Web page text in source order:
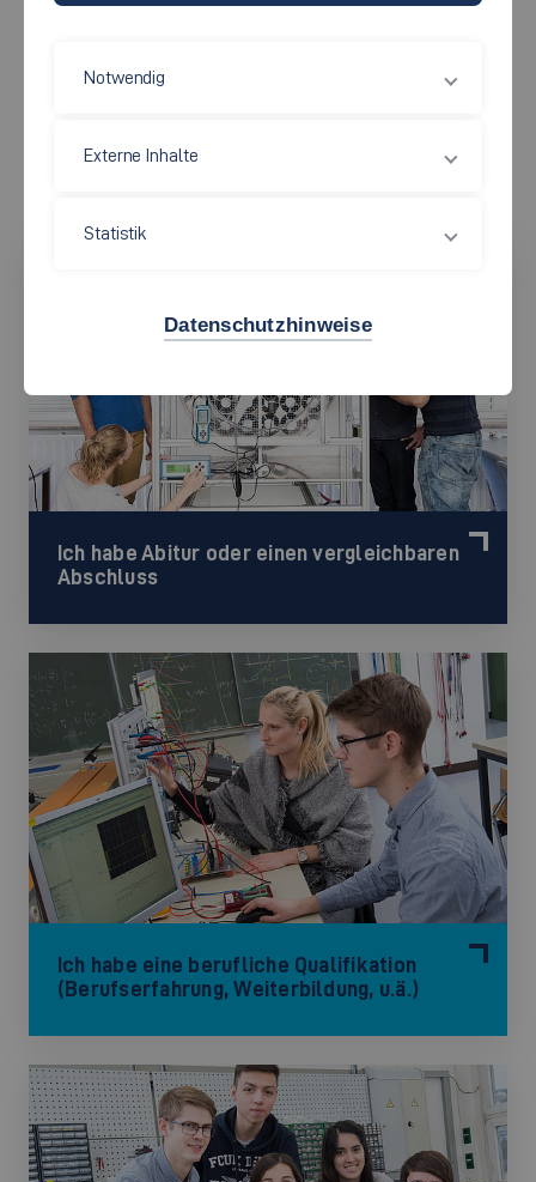
Ich habe Abitur oder einen vergleichbaren
Abschluss
Ich habe eine berufliche Qualifikation
(Berufserfahrung, Weiterbildung, u.ä.)
Notwendig
Externe Inhalte
Statistik
Datenschutzhinweise